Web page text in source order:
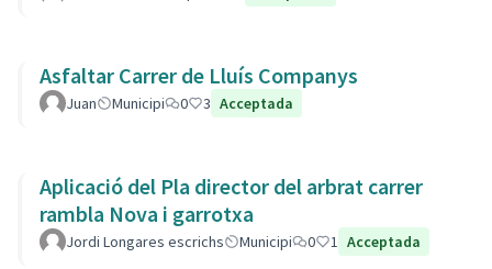
Asfaltar Carrer de Lluís Companys
Juan Municipi 0 3 Acceptada
Aplicació del Pla director del arbrat carrer
rambla Nova i garrotxa
Jordi Longares escrichs Municipi 0 1 Acceptada